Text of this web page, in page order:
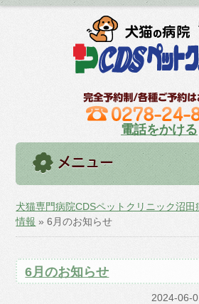
電話をかける
犬猫専門病院CDSペットクリニック沼田
情報 » 6月のお知らせ
6月のお知らせ
2024-06-